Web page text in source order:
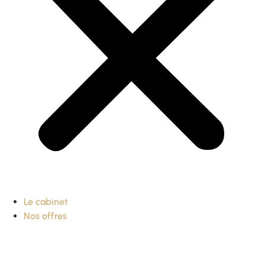
Le cabinet
Nos offres